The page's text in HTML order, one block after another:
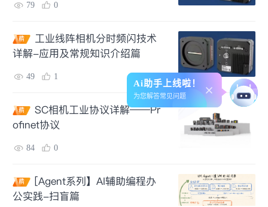
Ai助手上线啦！
为您解答常见问题
79 0
精
工业线阵相机分时频闪技术
详解-应用及常规知识介绍篇
49 1
精
SC相机工业协议详解——Pr
ofinet协议
84 0
精
[Agent系列】AI辅助编程办
公实践-扫盲篇